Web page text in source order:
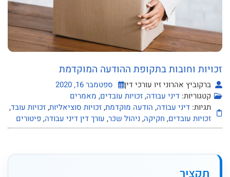
זכויות וחובות בתקופת ההודעה המוקדמת
ברקוביץ אהרוני זיו עורכי דין
ספטמבר 16, 2020
קטגוריות: דיני עבודה,זכויות עובדים, מאמרים
תגיות: דיני עבודה, הודעה מוקדמת,זכויות סוציאליות,זכויות עובד,
זכויות עובדים, חקיקה,ניהול שכר, עורך דין דיני עבודה, פיטורים
תקציר